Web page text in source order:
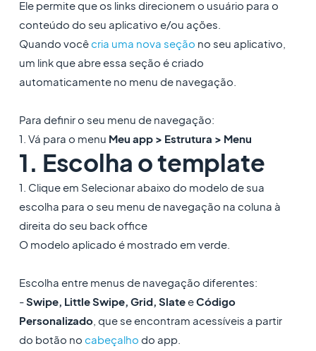
Ele permite que os links direcionem o usuário para o
conteúdo do seu aplicativo e/ou ações.
Quando vocêcria uma nova seção no seu aplicativo,
um link que abre essa seção é criado
automaticamente no menu de navegação.
Para definir o seu menu de navegação:
1. Vá para o menu Meu app > Estrutura > Menu
1. Escolha o template
1. Clique em Selecionar abaixo do modelo de sua
escolha para o seu menu de navegação na coluna à
direita do seu back office
O modelo aplicado é mostrado em verde.
Escolha entre menus de navegação diferentes:
-Swipe, Little Swipe, Grid, SlateeCódigo
Personalizado, que se encontram acessíveis a partir
do botão no cabeçalho do app.